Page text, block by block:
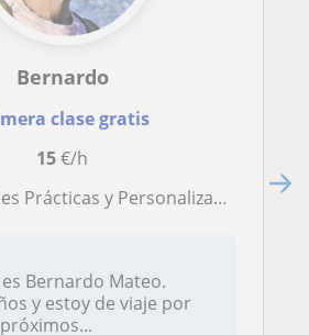
Bernardo
clase gratis
15€/h
Personalizadas De Francés Nivel Inicial E Intermedio
Bernardo Mateo.
y estoy de viaje por